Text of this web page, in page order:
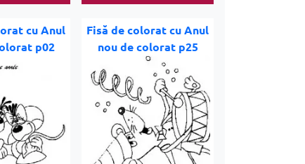
cu Anul
p02
Fisă de colorat cu Anul
nou de colorat p25